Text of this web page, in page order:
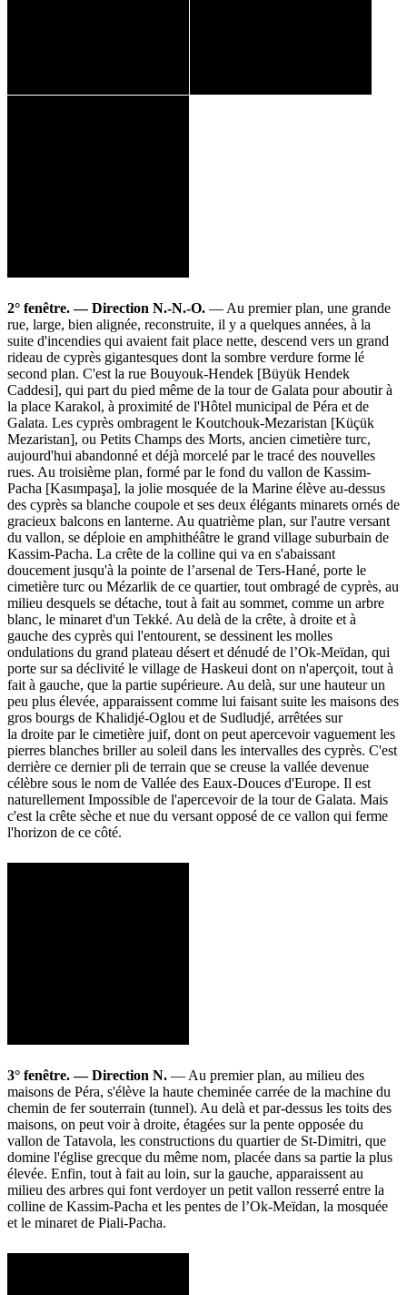
2° fenêtre. — Direction N.-N.-O. — Au premier plan, une grande
rue, large, bien alignée, reconstruite, il y a quelques années, à la
suite d'incendies qui avaient fait place nette, descend vers un grand
rideau de cyprès gigantesques dont la sombre verdure forme lé
second plan. C'est la rue Bouyouk-Hendek [Büyük Hendek
Caddesi], qui part du pied même de la tour de Galata pour aboutir à
la place Karakol, à proximité de l'Hôtel municipal de Péra et de
Galata. Les cyprès ombragent le Koutchouk-Mezaristan [Küçük
Mezaristan], ou Petits Champs des Morts, ancien cimetière turc,
aujourd'hui abandonné et déjà morcelé par le tracé des nouvelles
rues. Au troisième plan, formé par le fond du vallon de Kassim-
Pacha [Kasımpaşa], la jolie mosquée de la Marine élève au-dessus
des cyprès sa blanche coupole et ses deux élégants minarets ornés de
gracieux balcons en lanterne. Au quatrième plan, sur l'autre versant
du vallon, se déploie en amphithéâtre le grand village suburbain de
Kassim-Pacha. La crête de la colline qui va en s'abaissant
doucement jusqu'à la pointe de l’arsenal de Ters-Hané, porte le
cimetière turc ou Mézarlik de ce quartier, tout ombragé de cyprès, au
milieu desquels se détache, tout à fait au sommet, comme un arbre
blanc, le minaret d'un Tekké. Au delà de la crête, à droite et à
gauche des cyprès qui l'entourent, se dessinent les molles
ondulations du grand plateau désert et dénudé de l’Ok-Meïdan, qui
porte sur sa déclivité le village de Haskeui dont on n'aperçoit, tout à
fait à gauche, que la partie supérieure. Au delà, sur une hauteur un
peu plus élevée, apparaissent comme lui faisant suite les maisons des
gros bourgs de Khalidjé-Oglou et de Sudludjé, arrêtées sur
la droite par le cimetière juif, dont on peut apercevoir vaguement les
pierres blanches briller au soleil dans les intervalles des cyprès. C'est
derrière ce dernier pli de terrain que se creuse la vallée devenue
célèbre sous le nom de Vallée des Eaux-Douces d'Europe. Il est
naturellement Impossible de l'apercevoir de la tour de Galata. Mais
c'est la crête sèche et nue du versant opposé de ce vallon qui ferme
l'horizon de ce côté.
3° fenêtre. — Direction N. — Au premier plan, au milieu des
maisons de Péra, s'élève la haute cheminée carrée de la machine du
chemin de fer souterrain (tunnel). Au delà et par-dessus les toits des
maisons, on peut voir à droite, étagées sur la pente opposée du
vallon de Tatavola, les constructions du quartier de St-Dimitri, que
domine l'église grecque du même nom, placée dans sa partie la plus
élevée. Enfin, tout à fait au loin, sur la gauche, apparaissent au
milieu des arbres qui font verdoyer un petit vallon resserré entre la
colline de Kassim-Pacha et les pentes de l’Ok-Meïdan, la mosquée
et le minaret de Piali-Pacha.